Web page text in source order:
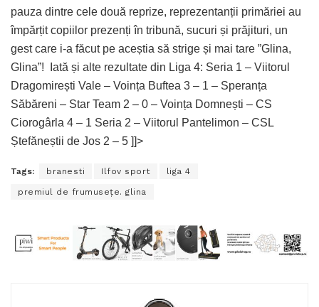
pauza dintre cele două reprize, reprezentanții primăriei au
împărțit copiilor prezenți în tribună, sucuri și prăjituri, un
gest care i-a făcut pe aceștia să strige și mai tare ”Glina,
Glina”!
Iată și alte rezultate din Liga 4: Seria 1 – Viitorul
Dragomirești Vale – Voința Buftea 3 – 1 – Speranța
Săbăreni – Star Team 2 – 0 – Voința Domnești – CS
Ciorogârla 4 – 1 Seria 2 – Viitorul Pantelimon – CSL
Ștefăneștii de Jos 2 – 5 ]]>
Tags: branesti Ilfov sport liga 4
premiul de frumusețe. glina